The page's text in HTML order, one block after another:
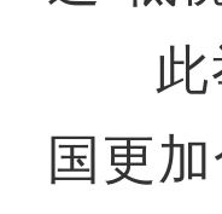
此举
国更